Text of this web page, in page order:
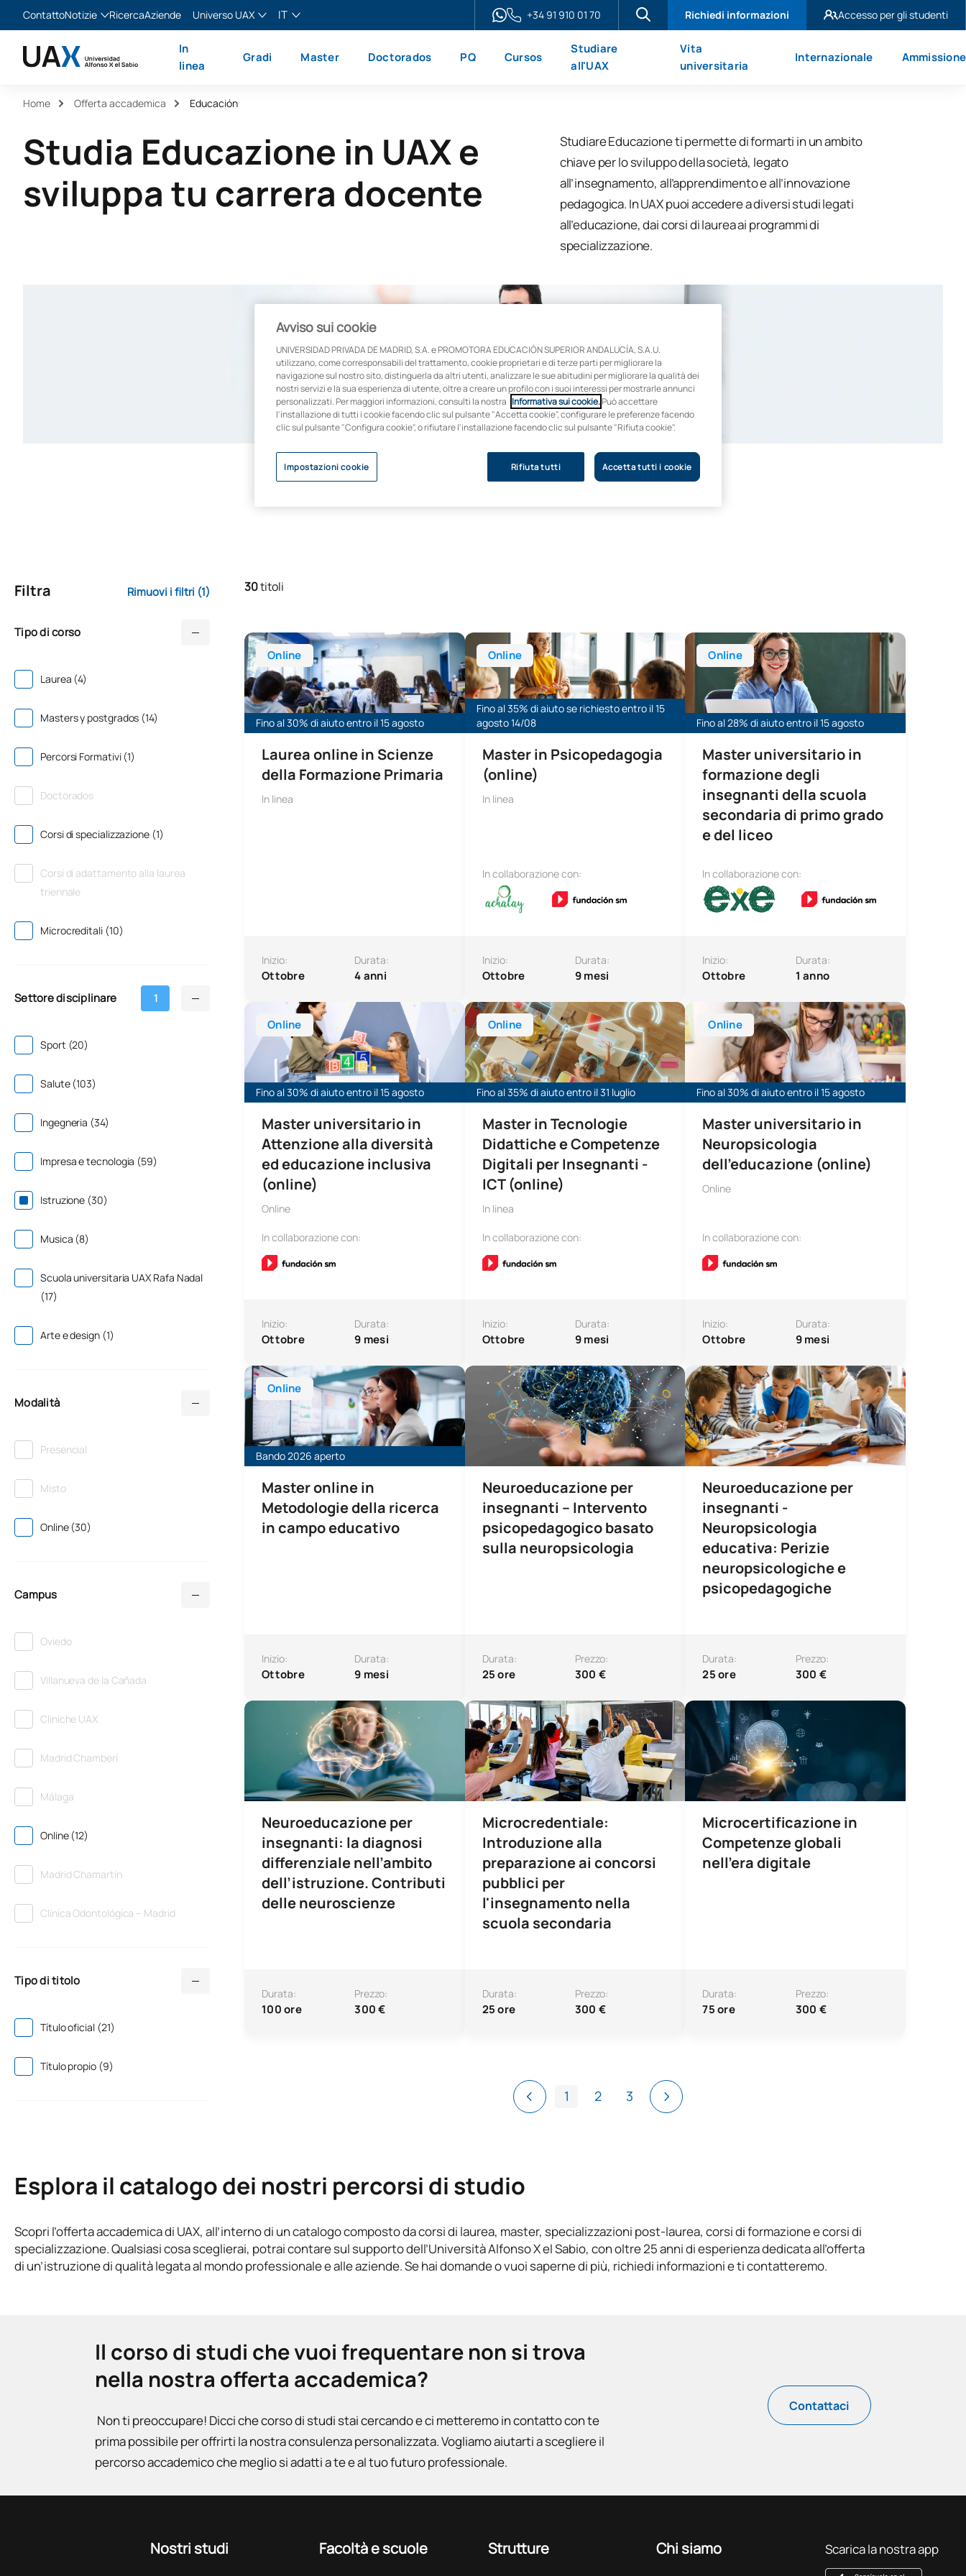
ContattoNotizie
Notizie
RicercaAziende
Universo UAX
XTART
IT
English
+34 91 910 01 70 Richiedi informazioni
Accesso per gli studenti
UAX Mare Nostrum
In
linea
Gradi Master Doctorados PQ Cursos
Studiare
all'UAX
Vita
universitaria
Internazionale Ammissione
Home Offerta accademica Educación
Studia Educazione in UAX e
sviluppa tu carrera docente
Studiare Educazione ti permette di formarti in un ambito
chiave per lo sviluppo della società, legato
all’insegnamento, all’apprendimento e all’innovazione
pedagogica. In UAX puoi accedere a diversi studi legati
all’educazione, dai corsi di laurea ai programmi di
specializzazione.
Filtra Rimuovi i filtri (1)
Tipo di corso
Laurea (4)
Masters y postgrados (14)
Percorsi Formativi (1)
Doctorados
Corsi di specializzazione (1)
Corsi di adattamento alla laurea
triennale
Microcreditali (10)
Settore disciplinare 1
Sport (20)
Salute (103)
Ingegneria (34)
Impresa e tecnologia (59)
Istruzione (30)
Musica (8)
Scuola universitaria UAX Rafa Nadal
(17)
Arte e design (1)
Modalità
Presencial
Misto
Online (30)
Campus
Oviedo
Villanueva de la Cañada
Cliniche UAX
Madrid Chamberí
Málaga
Online (12)
Madrid Chamartín
Clínica Odontológica – Madrid
Tipo di titolo
Título oficial (21)
Título propio (9)
30titoli
Online
Fino al 30% di aiuto entro il 15 agosto
Laurea online in Scienze
della Formazione Primaria
In linea
Inizio:
Ottobre
Durata:
4 anni
Laurea online in Scienze dell'educazione primaria
Online
Fino al 35% di aiuto se richiesto entro il 15
agosto 14/08
Master in Psicopedagogia
(online)
In linea
In collaborazione con:
Inizio:
Ottobre
Durata:
9 mesi
Master universitario online in psicopedagogia
Online
Fino al 28% di aiuto entro il 15 agosto
Master universitario in
formazione degli
insegnanti della scuola
secondaria di primo grado
e del liceo
In collaborazione con:
Inizio:
Ottobre
Durata:
1 anno
Master universitario in Formazione degli insegnanti
Online
Fino al 30% di aiuto entro il 15 agosto
Master universitario in
Attenzione alla diversità
ed educazione inclusiva
(online)
Online
In collaborazione con:
Inizio:
Ottobre
Durata:
9 mesi
Master universitario in Attenzione alla diversità ed educazione inclusiva (online)
Online
Fino al 35% di aiuto entro il 31 luglio
Master in Tecnologie
Didattiche e Competenze
Digitali per Insegnanti -
ICT (online)
In linea
In collaborazione con:
Inizio:
Ottobre
Durata:
9 mesi
Master online in Tecnologia dell'istruzione (Master TIC)
Online
Fino al 30% di aiuto entro il 15 agosto
Master universitario in
Neuropsicologia
dell'educazione (online)
Online
In collaborazione con:
Inizio:
Ottobre
Durata:
9 mesi
Master universitario in Neuropsicologia
Online
Bando 2026 aperto
Master online in
Metodologie della ricerca
in campo educativo
Inizio:
Ottobre
Durata:
9 mesi
Master universitario online in Metodologie della ricerca nel campo dell'educazione
Neuroeducazione per
insegnanti – Intervento
psicopedagogico basato
sulla neuropsicologia
Durata:
25 ore
Prezzo:
300 €
Microcredenziale in Neuroeducazione per insegnanti – Intervento psicopedagogico basato
Neuroeducazione per
insegnanti -
Neuropsicologia
educativa: Perizie
neuropsicologiche e
psicopedagogiche
Durata:
25 ore
Prezzo:
300 €
Neuroeducazione per insegnanti - Neuropsicologia
Neuroeducazione per
insegnanti: la diagnosi
differenziale nell’ambito
dell’istruzione. Contributi
delle neuroscienze
Durata:
100 ore
Prezzo:
300 €
Microcredenziale in Neuroeducazione per insegnanti - La diagnosi differenziale nell'ambito dell'istruzione. Contributi delle neuroscienze
Microcredentiale:
Introduzione alla
preparazione ai concorsi
pubblici per
l'insegnamento nella
scuola secondaria
Durata:
25 ore
Prezzo:
300 €
Microcredenziale: Introduzione alla preparazione ai concorsi pubblici per l'insegnamento nella
Microcertificazione in
Competenze globali
nell'era digitale
Durata:
75 ore
Prezzo:
300 €
Microcertificazione in Competenze globali
1 2 3
Esplora il catalogo dei nostri percorsi di studio
Scopri l’offerta accademica di UAX, all’interno di un catalogo composto da corsi di laurea, master, specializzazioni post-laurea, corsi di formazione e corsi di
specializzazione. Qualsiasi cosa sceglierai, potrai contare sul supporto dell’Università Alfonso X el Sabio, con oltre 25 anni di esperienza dedicata all’offerta
di un’istruzione di qualità legata al mondo professionale e alle aziende. Se hai domande o vuoi saperne di più, richiedi informazioni e ti contatteremo.
Il corso di studi che vuoi frequentare non si trova
nella nostra offerta accademica?
Non ti preoccupare! Dicci che corso di studi stai cercando e ci metteremo in contatto con te
prima possibile per offrirti la nostra consulenza personalizzata. Vogliamo aiutarti a scegliere il
percorso accademico che meglio si adatti a te e al tuo futuro professionale.
Contattaci
Nostri studi Facoltà e scuole Strutture Chi siamo Scarica la nostra app
Avviso sui cookie
UNIVERSIDAD PRIVADA DE MADRID, S.A. e PROMOTORA EDUCACIÓN SUPERIOR ANDALUCÍA, S.A.U.
utilizzano, come corresponsabili del trattamento, cookie proprietari e di terze parti per migliorare la
navigazione sul nostro sito, distinguerla da altri utenti, analizzare le sue abitudini per migliorare la qualità dei
nostri servizi e la sua esperienza di utente, oltre a creare un profilo con i suoi interessi per mostrarle annunci
personalizzati. Per maggiori informazioni, consulti la nostra Informativa sui cookie.Può accettare
l'installazione di tutti i cookie facendo clic sul pulsante "Accetta cookie", configurare le preferenze facendo
clic sul pulsante "Configura cookie", o rifiutare l'installazione facendo clic sul pulsante "Rifiuta cookie".
Rifiuta tutti Accetta tutti i cookie
Impostazioni cookie